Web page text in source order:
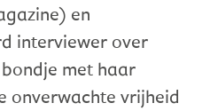
en
interviewer over
met haar
onverwachte vrijheid